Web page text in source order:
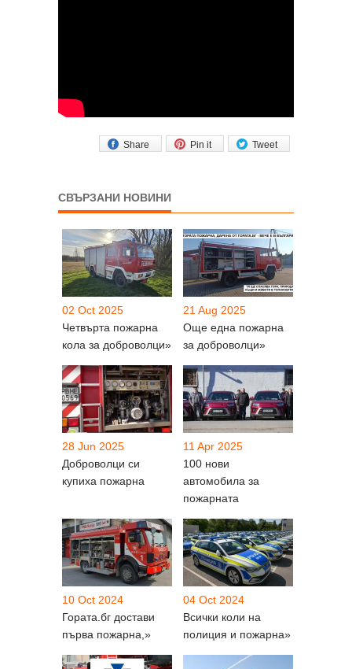
Tweet
Pin it
Share
СВЪРЗАНИ НОВИНИ
02 Oct 2025
Четвърта пожарна
кола за доброволци»
21 Aug 2025
Още една пожарна
за доброволци»
28 Jun 2025
Доброволци си
купиха пожарна
11 Apr 2025
100 нови
автомобила за
пожарната
10 Oct 2024
Гората.бг достави
първа пожарна,»
04 Oct 2024
Всички коли на
полиция и пожарна»